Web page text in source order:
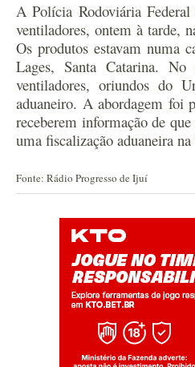
A Polícia Rodoviária Federal
ventiladores, ontem à tarde,
Os produtos estavam numa
Lages, Santa Catarina.
ventiladores, oriundos do
aduaneiro. A abordagem foi
receberem informação de
uma fiscalização aduaneira
Fonte: Rádio Progresso de Ijuí